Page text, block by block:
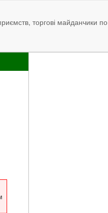
торгові майданчики по